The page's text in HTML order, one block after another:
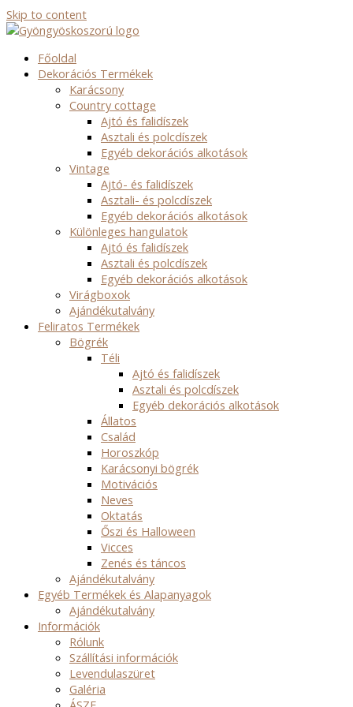
Skip to content
Főoldal
Dekorációs Termékek
Karácsony
Country cottage
Ajtó és falidíszek
Asztali és polcdíszek
Egyéb dekorációs alkotások
Vintage
Ajtó- és falidíszek
Asztali- és polcdíszek
Egyéb dekorációs alkotások
Különleges hangulatok
Ajtó és falidíszek
Asztali és polcdíszek
Egyéb dekorációs alkotások
Virágboxok
Ajándékutalvány
Feliratos Termékek
Bögrék
Téli
Ajtó és falidíszek
Asztali és polcdíszek
Egyéb dekorációs alkotások
Állatos
Család
Horoszkóp
Karácsonyi bögrék
Motivációs
Neves
Oktatás
Őszi és Halloween
Vicces
Zenés és táncos
Ajándékutalvány
Egyéb Termékek és Alapanyagok
Ajándékutalvány
Információk
Rólunk
Szállítási információk
Levendulaszüret
Galéria